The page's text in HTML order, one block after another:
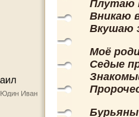
Плутаю
Вникаю
Вкушаю
Моё
Седые